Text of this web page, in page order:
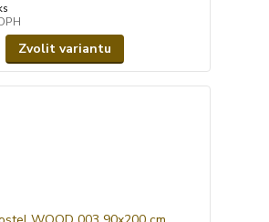
Zvolit variantu